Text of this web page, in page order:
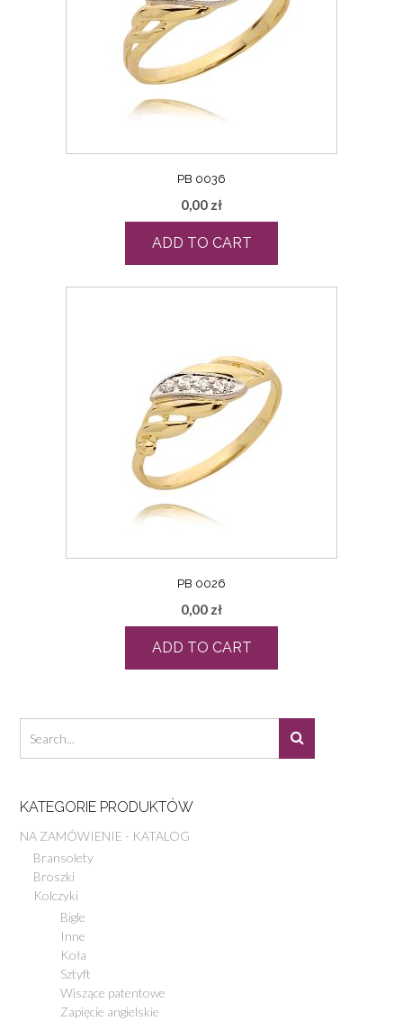
PB 0036
0,00 zł
ADD TO CART
PB 0026
0,00 zł
ADD TO CART
KATEGORIE PRODUKTÓW
NA ZAMÓWIENIE - KATALOG
Bransolety
Broszki
Kolczyki
Bigle
Inne
Koła
Sztyft
Wiszące patentowe
Zapięcie angielskie